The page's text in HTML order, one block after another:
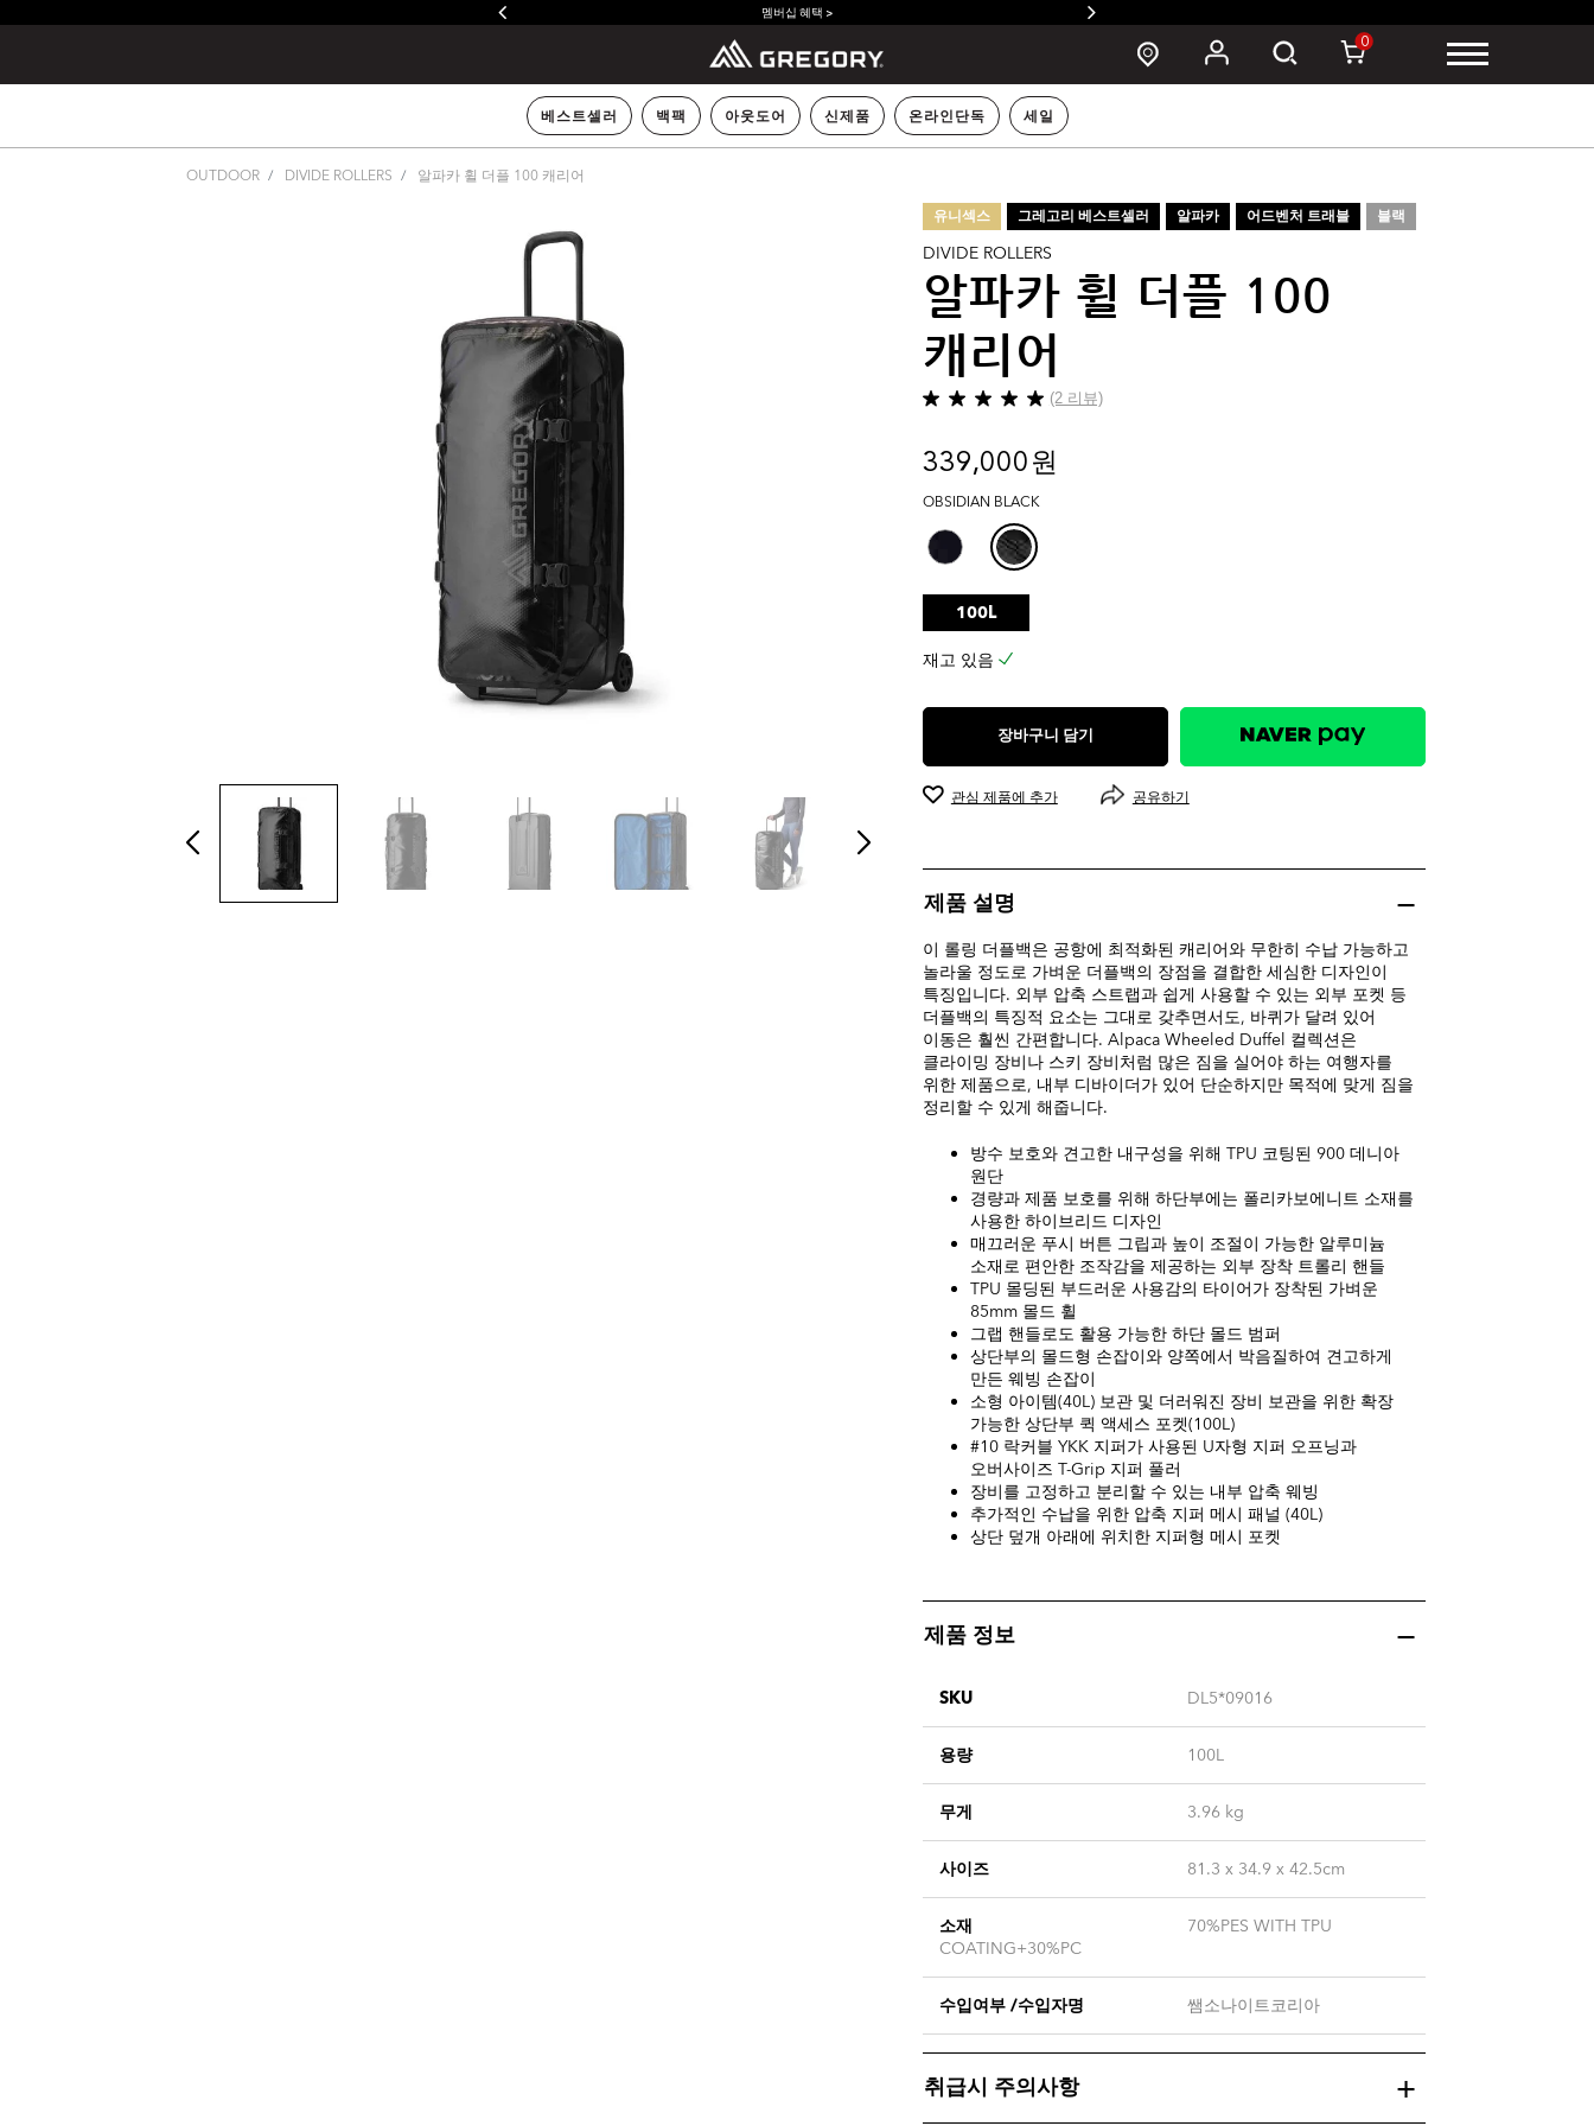
멤버십 혜택 >
0
베스트셀러 백팩 아웃도어 신제품 온라인단독 세일
OUTDOOR DIVIDE ROLLERS 알파카 휠 더플 100 캐리어
유니섹스 그레고리 베스트셀러 알파카 어드벤처 트래블 블랙
DIVIDE ROLLERS
알파카 휠 더플 100
캐리어
(2 리뷰)
별
개
중
5.0
입
니
다.
개
상
평
339,000 원
OBSIDIAN BLACK
100L
재고 있음
장바구니 담기
관심 제품에 추가 공유하기
제품 설명
이 롤링 더플백은 공항에 최적화된 캐리어와 무한히 수납 가능하고
놀라울 정도로 가벼운 더플백의 장점을 결합한 세심한 디자인이
특징입니다. 외부 압축 스트랩과 쉽게 사용할 수 있는 외부 포켓 등
더플백의 특징적 요소는 그대로 갖추면서도, 바퀴가 달려 있어
이동은 훨씬 간편합니다. Alpaca Wheeled Duffel 컬렉션은
클라이밍 장비나 스키 장비처럼 많은 짐을 실어야 하는 여행자를
위한 제품으로, 내부 디바이더가 있어 단순하지만 목적에 맞게 짐을
정리할 수 있게 해줍니다.
방수 보호와 견고한 내구성을 위해 TPU 코팅된 900 데니아
원단
경량과 제품 보호를 위해 하단부에는 폴리카보에니트 소재를
사용한 하이브리드 디자인
매끄러운 푸시 버튼 그립과 높이 조절이 가능한 알루미늄
소재로 편안한 조작감을 제공하는 외부 장착 트롤리 핸들
TPU 몰딩된 부드러운 사용감의 타이어가 장착된 가벼운
85mm 몰드 휠
그랩 핸들로도 활용 가능한 하단 몰드 범퍼
상단부의 몰드형 손잡이와 양쪽에서 박음질하여 견고하게
만든 웨빙 손잡이
소형 아이템(40L) 보관 및 더러워진 장비 보관을 위한 확장
가능한 상단부 퀵 액세스 포켓(100L)
#10 락커블 YKK 지퍼가 사용된 U자형 지퍼 오프닝과
오버사이즈 T-Grip 지퍼 풀러
장비를 고정하고 분리할 수 있는 내부 압축 웨빙
추가적인 수납을 위한 압축 지퍼 메시 패널 (40L)
상단 덮개 아래에 위치한 지퍼형 메시 포켓
제품 정보
SKU DL5*09016
용량 100L
무게 3.96 kg
사이즈 81.3 x 34.9 x 42.5cm
소재
70%PES WITH TPU
COATING+30%PC
수입여부 /수입자명 쌤소나이트코리아
취급시 주의사항